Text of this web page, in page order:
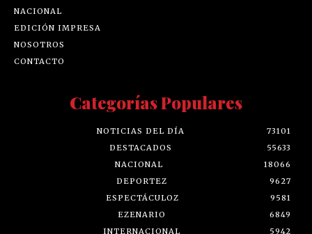
NACIONAL
EDICIÓN IMPRESA
NOSOTROS
CONTACTO
Categorías Populares
NOTICIAS DEL DÍA
73101
DESTACADOS
55633
NACIONAL
18066
DEPORTEZ
9627
ESPECTÁCULOZ
9581
EZENARIO
6849
INTERNACIONAL
5942